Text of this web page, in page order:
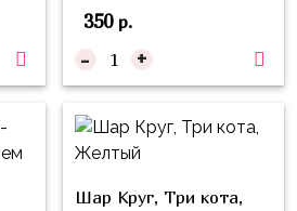
350р.
- +
Шар Круг, Три кота,